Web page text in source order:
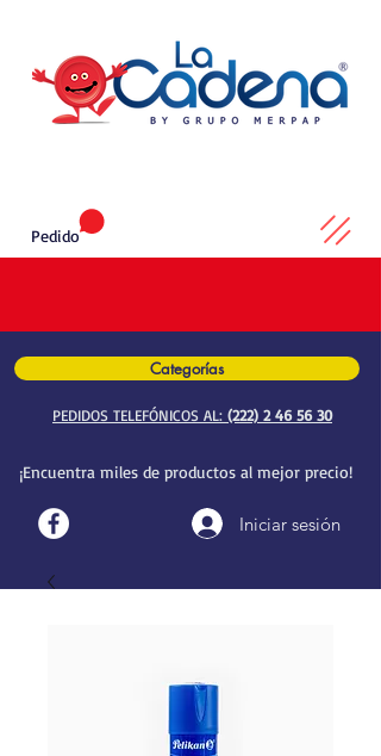
Categorías
PEDIDOS TELEFÓNICOS AL: (222) 2 46 56 30
¡Encuentra miles de productos al mejor precio!
Iniciar sesión
Pedido